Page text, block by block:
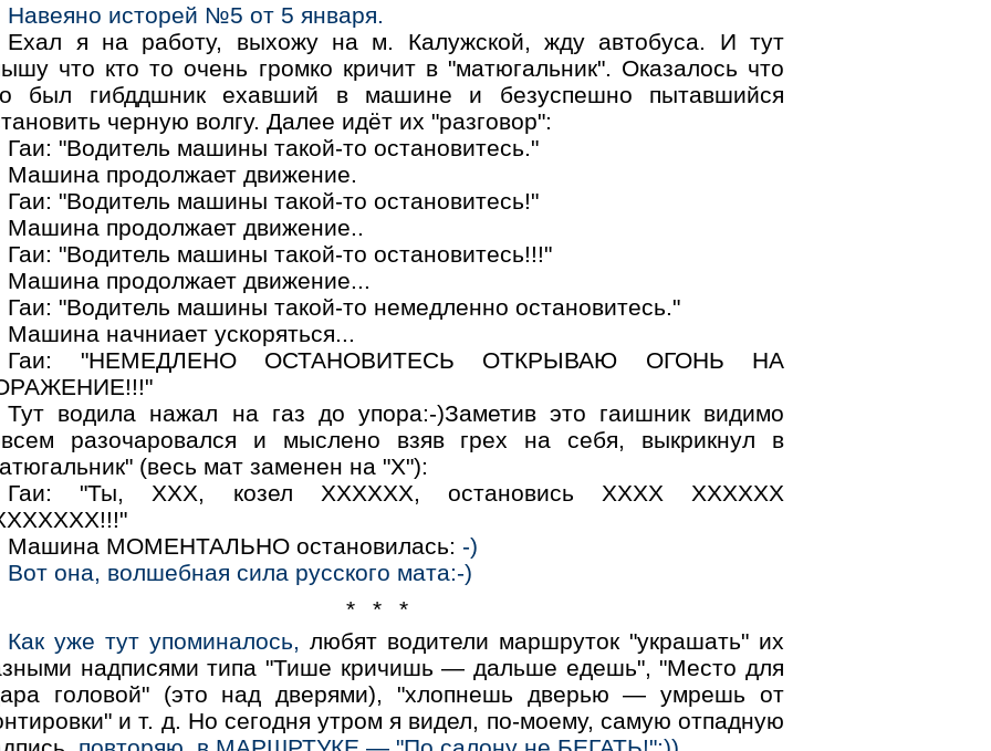
Навеяно исторей №5 от 5 января.
Ехал я на работу, выхожу на м. Калужской, жду автобуса. И тут
что кто то очень громко кричит в "матюгальник". Оказалось что
был гибддшник ехавший в машине и безуспешно пытавшийся
черную волгу. Далее идёт их "разговор":
Гаи: "Водитель машины такой-то остановитесь."
Машина продолжает движение.
Гаи: "Водитель машины такой-то остановитесь!"
Машина продолжает движение..
Гаи: "Водитель машины такой-то остановитесь!!!"
Машина продолжает движение...
Гаи: "Водитель машины такой-то немедленно остановитесь."
Машина начниает ускоряться...
Гаи: "НЕМЕДЛЕНО ОСТАНОВИТЕСЬ ОТКРЫВАЮ ОГОНЬ НА
Тут водила нажал на газ до упора:-)Заметив это гаишник видимо
разочаровался и мыслено взяв грех на себя, выкрикнул в
(весь мат заменен на "X"):
Гаи: "Ты, XXX, козел XXXXXX, остановись XXXX XXXXXX
Машина МОМЕНТАЛЬНО остановилась: -)
Вот она, волшебная сила русского мата:-)
* * *
Как уже тут упоминалось, любят водители маршруток "украшать" их
надписями типа "Тише кричишь — дальше едешь", "Место для
головой" (это над дверями), "хлопнешь дверью — умрешь от
и т. д. Но сегодня утром я видел, по-моему, самую отпадную